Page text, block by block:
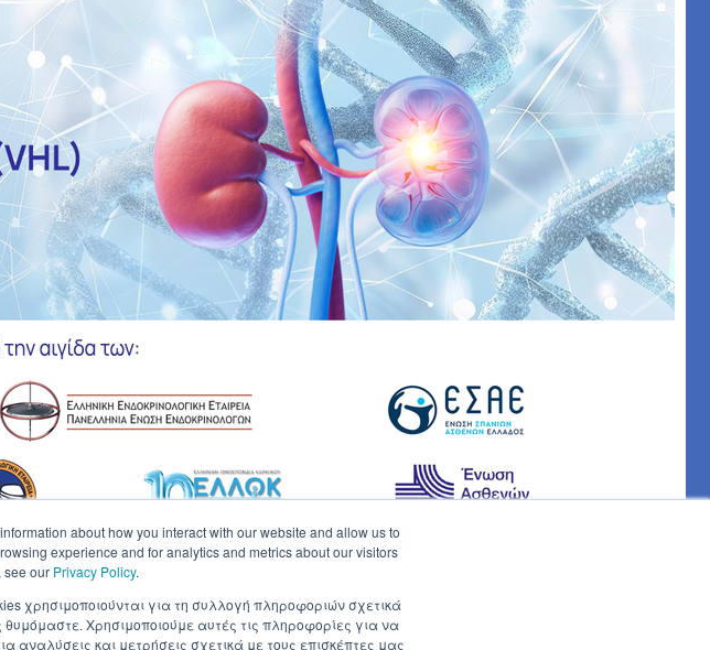
about how you interact with our website and allow us to
experience and for analytics and metrics about our visitors
see our Privacy Policy.
χρησιμοποιούνται για τη συλλογή πληροφοριών σχετικά
Χρησιμοποιούμε αυτές τις πληροφορίες για να
αναλύσεις και μετρήσεις σχετικά με τους επισκέπτες μας